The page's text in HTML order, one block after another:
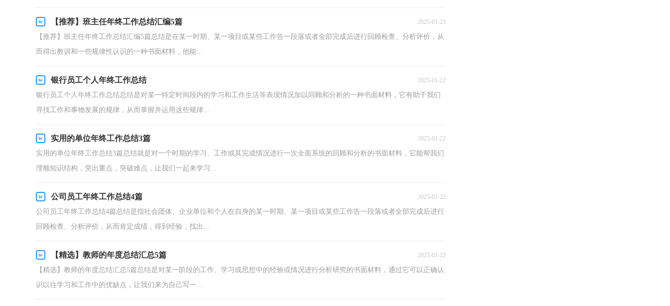
【推荐】班主任年终工作总结汇编5篇 2025-01-23
【推荐】班主任年终工作总结汇编5篇总结是在某一时期、某一项目或某些工作告一段落或者全部完成后进行回顾检查、分析评价，从
而得出教训和一些规律性认识的一种书面材料，他能...
银行员工个人年终工作总结 2025-01-22
银行员工个人年终工作总结总结是对某一特定时间段内的学习和工作生活等表现情况加以回顾和分析的一种书面材料，它有助于我们
寻找工作和事物发展的规律，从而掌握并运用这些规律...
实用的单位年终工作总结3篇 2025-01-22
实用的单位年终工作总结3篇总结就是对一个时期的学习、工作或其完成情况进行一次全面系统的回顾和分析的书面材料，它能帮我们
理顺知识结构，突出重点，突破难点，让我们一起来学习...
公司员工年终工作总结4篇 2025-01-22
公司员工年终工作总结4篇总结是指社会团体、企业单位和个人在自身的某一时期、某一项目或某些工作告一段落或者全部完成后进行
回顾检查、分析评价，从而肯定成绩，得到经验，找出...
【精选】教师的年度总结汇总5篇 2025-01-22
【精选】教师的年度总结汇总5篇总结是对某一阶段的工作、学习或思想中的经验或情况进行分析研究的书面材料，通过它可以正确认
识以往学习和工作中的优缺点，让我们来为自己写一...